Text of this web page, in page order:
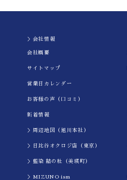
＞会社情報
会社概要
サイトマップ
営業日カレンダー
お客様の声（口コミ）
新着情報
＞周辺地図（旭川本社）
＞日比谷オクロジ店（東京）
＞藍染 結の杜（美瑛町）
＞MIZUNO ism